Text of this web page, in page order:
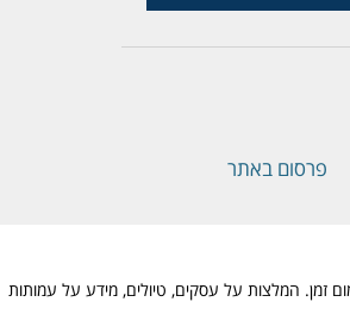
פרסום באתר
זמן. המלצות על עסקים, טיולים, מידע על עמותות